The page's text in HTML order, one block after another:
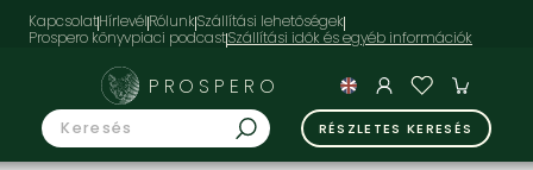
KapcsolatHírlevélRólunkSzállítási lehetőségek
Prospero könyvpiaci podcast
PROSPERO
RÉSZLETES KERESÉS